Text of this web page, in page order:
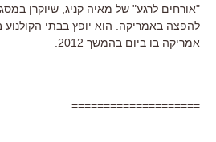
"אורחים לרגע" של מאיה קניג, שיוקרן
להפצה באמריקה. הוא יופץ בבתי הקולנוע
אמריקה בו ביום בהמשך 2012.
====================